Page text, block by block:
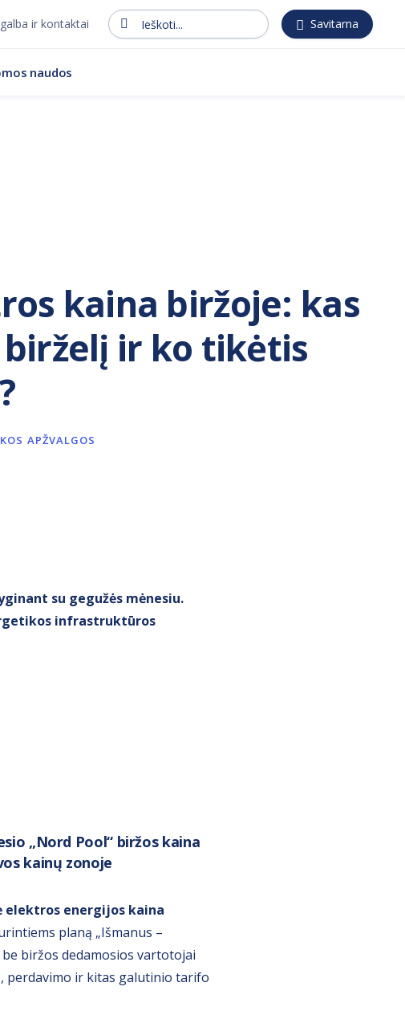
ir kontaktai Ieškoti... Savitarna
naudos
kaina biržoje: kas
ir ko tikėtis
APŽVALGOS
su gegužės mėnesiu.
infrastruktūros
„Nord Pool“ biržos kaina
kainų zonoje
elektros energijos kaina
planą „Išmanus –
be biržos dedamosios vartotojai
perdavimo ir kitas galutinio tarifo